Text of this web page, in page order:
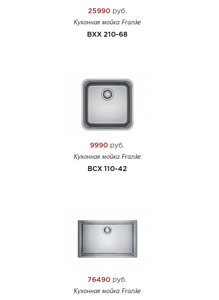
25990руб.
Кухонная мойка Franke
BXX 210-68
9990 руб.
Кухонная мойка Franke
BCX 110-42
76490 руб.
Кухонная мойка Franke